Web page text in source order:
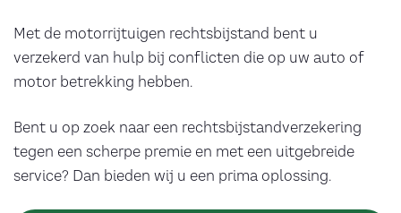
Met de motorrijtuigen rechtsbijstand bent u
verzekerd van hulp bij conflicten die op uw auto of
motor betrekking hebben.
Bent u op zoek naar een rechtsbijstandverzekering
tegen een scherpe premie en met een uitgebreide
service? Dan bieden wij u een prima oplossing.